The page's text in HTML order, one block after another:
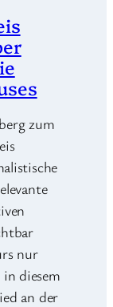
zum
nur
diesem
an der